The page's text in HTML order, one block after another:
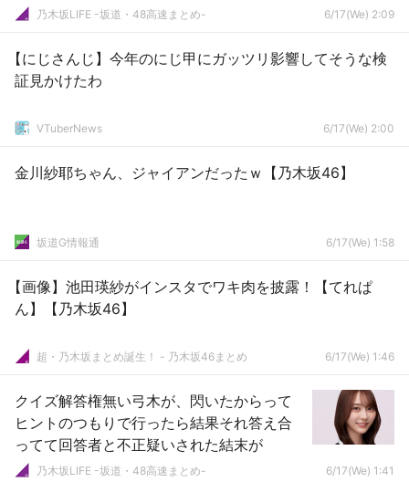
見ると理解し易い？
乃木坂LIFE -坂道・48高速まとめ- 6/17(We) 2:09
【にじさんじ】今年のにじ甲にガッツリ影響してそうな検
証見かけたわ
VTuberNews 6/17(We) 2:00
金川紗耶ちゃん、ジャイアンだったｗ【乃木坂46】
坂道G情報通 6/17(We) 1:58
【画像】池田瑛紗がインスタでワキ肉を披露！【てれぱ
ん】【乃木坂46】
超・乃木坂まとめ誕生！ - 乃木坂46まとめ 6/17(We) 1:46
クイズ解答権無い弓木が、閃いたからって
ヒントのつもりで行ったら結果それ答え合
ってて回答者と不正疑いされた結末が
乃木坂LIFE -坂道・48高速まとめ- 6/17(We) 1:41